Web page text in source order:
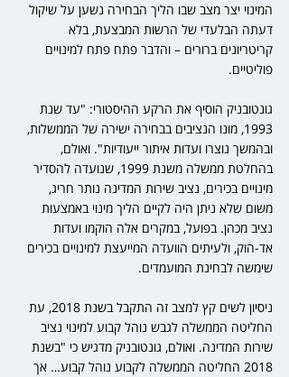
המינוי יצר מצב שבו הליך הבחירה נשען על שיקול
דעתה הבלעדי של הרשות המבצעת, בלא
קריטריונים ברורים – והדבר פתח פתח למינויים
פוליטיים.
גונטובניק הוסיף את הרקע ההיסטורי: "עד שנת
1993, מונו הנציבים בבחירה ישירה של הממשלות,
ובהמשך נוצרו ועדות איתור ייעודיות". ואולם,
בהחלטת ממשלה משנת 1999, שנועדה להסדיר
מינויים בכירים, נציב שירות המדינה נותר חריג,
משום שלא ניתן היה לקיים הליך מינוי באמצעות
נציב מכהן. בפועל, במקרים אלה הוקמו ועדות
אד-הוק, ולעיתים הוועדה המייעצת למינויים בכירים
שימשה לבחינת המועמדים.
ניסיון לשים קץ למצב זה התקבל בשנת 2018, עת
החליטה הממשלה לגבש נוהל קבוע למינוי נציב
שירות המדינה. ואולם, גונטובניק מדגיש כי "בשנת
2018 החליטה הממשלה לקבוע נוהל קבוע… אך